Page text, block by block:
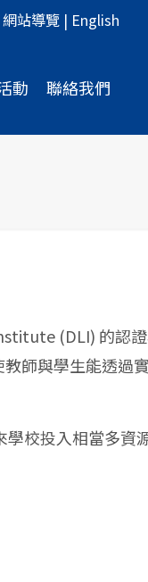
網站導覽 | English
動 聯絡我們
(DLI) 的認
師與學生能透過
學校投入相當多資